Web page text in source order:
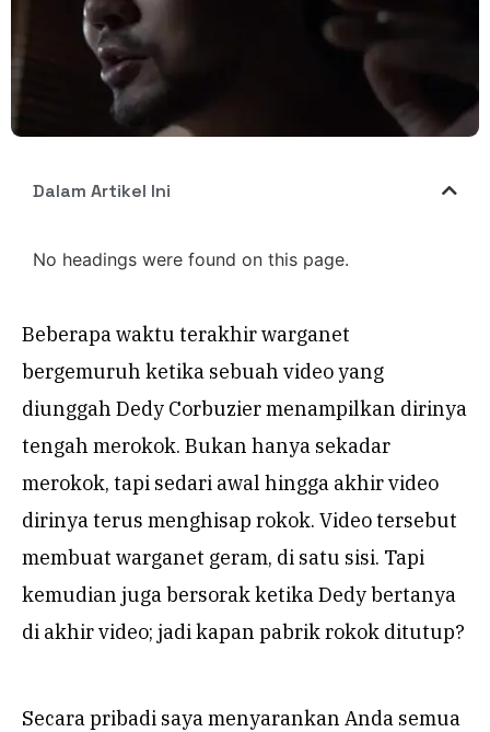
Dalam Artikel Ini
No headings were found on this page.
Beberapa waktu terakhir warganet
bergemuruh ketika sebuah video yang
diunggah Dedy Corbuzier menampilkan dirinya
tengah merokok. Bukan hanya sekadar
merokok, tapi sedari awal hingga akhir video
dirinya terus menghisap rokok. Video tersebut
membuat warganet geram, di satu sisi. Tapi
kemudian juga bersorak ketika Dedy bertanya
di akhir video; jadi kapan pabrik rokok ditutup?
Secara pribadi saya menyarankan Anda semua